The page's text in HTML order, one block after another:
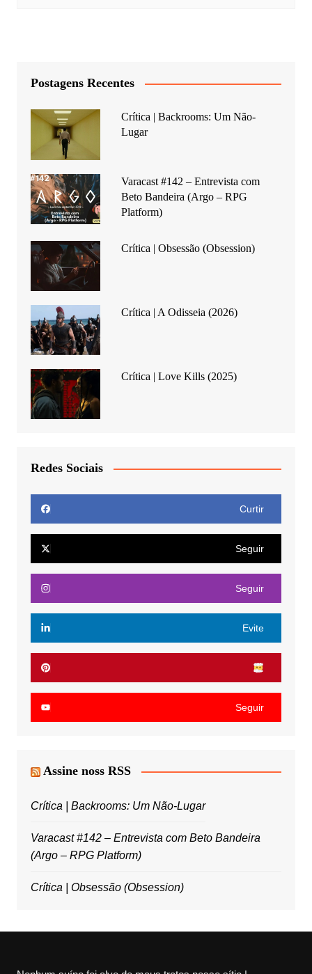
Postagens Recentes
Crítica | Backrooms: Um Não-
Lugar
Varacast #142 – Entrevista com
Beto Bandeira (Argo – RPG
Platform)
Crítica | Obsessão (Obsession)
Crítica | A Odisseia (2026)
Crítica | Love Kills (2025)
Redes Sociais
Curtir
Seguir
Seguir
Evite
Seguir
Assine noss RSS
Crítica | Backrooms: Um Não-Lugar
Varacast #142 – Entrevista com Beto Bandeira
(Argo – RPG Platform)
Crítica | Obsessão (Obsession)